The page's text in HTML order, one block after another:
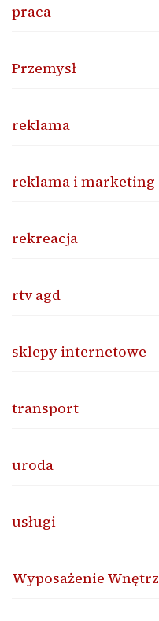
praca
Przemysł
reklama
reklama i marketing
rekreacja
rtv agd
sklepy internetowe
transport
uroda
usługi
Wyposażenie Wnętrz